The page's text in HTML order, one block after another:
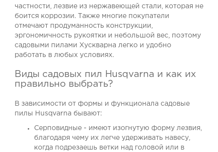
частности, лезвие из нержавеющей стали, которая не
боится коррозии. Также многие покупатели
отмечают продуманность конструкции,
эргономичность рукоятки и небольшой вес, поэтому
садовыми пилами Хускварна легко и удобно
работать в любых условиях.
Виды садовых пил Husqvarna и как их
правильно выбрать?
В зависимости от формы и функционала садовые
пилы Husqvarna бывают:
Серповидные - имеют изогнутую форму лезвия,
благодаря чему их легче удерживать навесу,
когда подрезаешь ветки над головой или в